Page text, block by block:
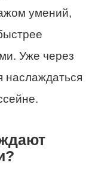
умений,
Уже через
наслаждаться